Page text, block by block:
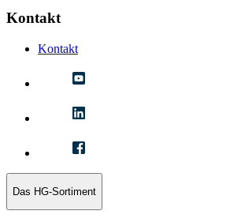
Kontakt
Kontakt
Das HG-Sortiment